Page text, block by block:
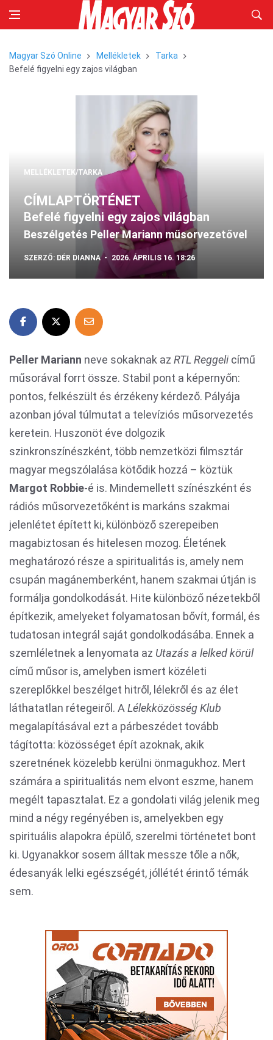
Magyar Szó Online Mellékletek
Tarka
Befelé figyelni egy zajos világban
MELLÉKLETEK/TARKA
CÍMLAPTÖRTÉNET
Befelé figyelni egy zajos világban
Beszélgetés Peller Mariann műsorvezetővel
SZERZŐ: DÉR DIANNA 2026. ÁPRILIS 16. 18:26
Peller Mariann neve sokaknak az RTL Reggelicímű
műsorával forrt össze. Stabil pont a képernyőn:
pontos, felkészült és érzékeny kérdező. Pályája
azonban jóval túlmutat a televíziós műsorvezetés
keretein. Huszonöt éve dolgozik
szinkronszínészként, több nemzetközi filmsztár
magyar megszólalása kötődik hozzá – köztük
Margot Robbie-é is. Mindemellett színészként és
rádiós műsorvezetőként is markáns szakmai
jelenlétet épített ki, különböző szerepeiben
magabiztosan és hitelesen mozog. Életének
meghatározó része a spiritualitás is, amely nem
csupán magánemberként, hanem szakmai útján is
formálja gondolkodását. Hite különböző nézetekből
építkezik, amelyeket folyamatosan bővít, formál, és
tudatosan integrál saját gondolkodásába. Ennek a
szemléletnek a lenyomata az Utazás a lelked körül
című műsor is, amelyben ismert közéleti
szereplőkkel beszélget hitről, lélekről és az élet
láthatatlan rétegeiről. A Lélekközösség Klub
megalapításával ezt a párbeszédet tovább
tágította: közösséget épít azoknak, akik
szeretnének közelebb kerülni önmagukhoz. Mert
számára a spiritualitás nem elvont eszme, hanem
megélt tapasztalat. Ez a gondolati világ jelenik meg
mind a négy regényében is, amelyekben egy
spirituális alapokra épülő, szerelmi történetet bont
ki. Ugyanakkor sosem álltak messze tőle a nők,
édesanyák lelki egészségét, jóllétét érintő témák
sem.